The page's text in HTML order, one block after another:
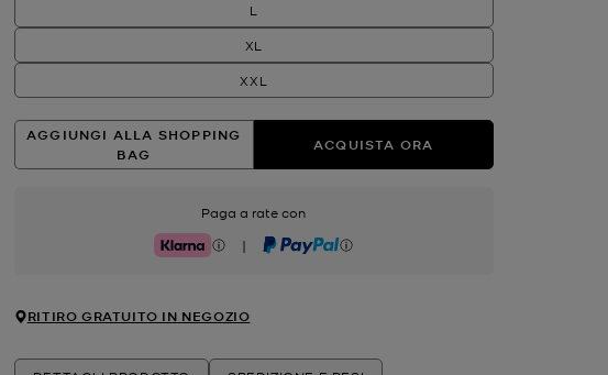
L
XL
XXL
AGGIUNGI ALLA SHOPPING
BAG
ACQUISTA ORA
Paga a rate con
Klarna | PayPal
RITIRO GRATUITO IN NEGOZIO